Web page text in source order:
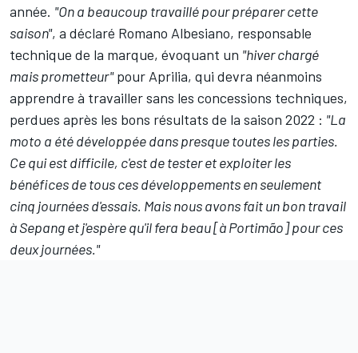
année. "On a beaucoup travaillé pour préparer cette
saison", a déclaré Romano Albesiano, responsable
technique de la marque, évoquant un "hiver chargé
mais prometteur"pour Aprilia, qui devra néanmoins
apprendre à travaillersans les concessions techniques,
perdues après les bons résultats de la saison 2022 : "La
moto a été développée dans presque toutes les parties.
Ce qui est difficile, c'est de tester et exploiter les
bénéfices de tous ces développements en seulement
cinq journées d'essais. Mais nous avons fait un bon travail
à Sepang et j'espère qu'il fera beau [à Portimão] pour ces
deux journées."